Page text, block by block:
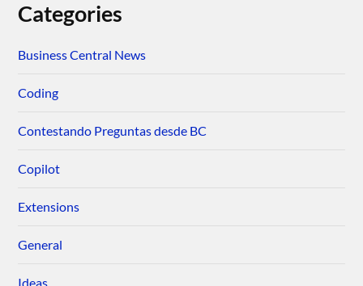
Categories
Business Central News
Coding
Contestando Preguntas desde BC
Copilot
Extensions
General
Ideas